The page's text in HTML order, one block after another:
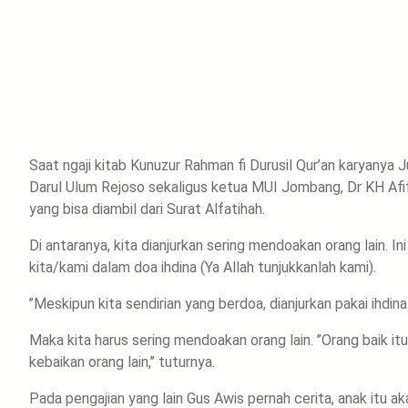
Saat ngaji kitab Kunuzur Rahman fi Durusil Qur’an
Darul Ulum Rejoso sekaligus ketua MUI Jombang, Dr KH
yang bisa diambil dari Surat Alfatihah.
Di antaranya, kita dianjurkan sering mendoakan orang lain.
kita/kami dalam doa ihdina (Ya Allah tunjukkanlah kami).
’’Meskipun kita sendirian yang berdoa, dianjurkan pakai
Maka kita harus sering mendoakan orang lain. ’’Orang
kebaikan orang lain,’’ tuturnya.
Pada pengajian yang lain Gus Awis pernah cerita, anak itu